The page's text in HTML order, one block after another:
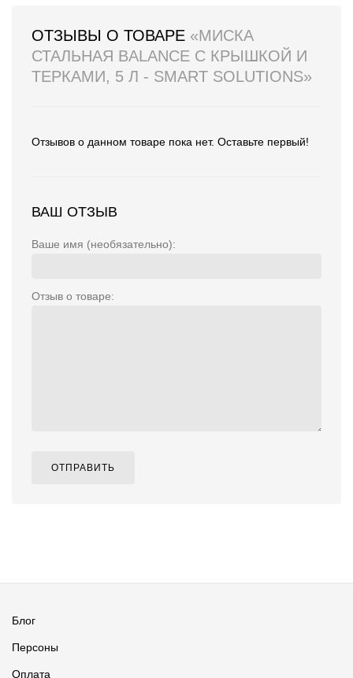
ОТЗЫВЫ О ТОВАРЕ «МИСКА
СТАЛЬНАЯ BALANCE С КРЫШКОЙ И
ТЕРКАМИ, 5 Л - SMART SOLUTIONS»
Отзывов о данном товаре пока нет. Оставьте первый!
ВАШ ОТЗЫВ
Ваше имя (необязательно):
Отзыв о товаре:
ОТПРАВИТЬ
Блог
Персоны
Оплата